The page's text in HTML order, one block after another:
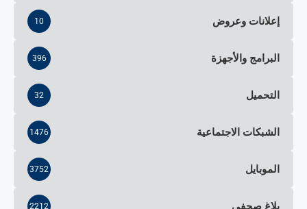
إعلانات وعروض 10
البرامج والأجهزة 396
التحميل 32
الشبكات الاجتماعية 1476
الموبايل 3752
بلاغ صحفي 2212